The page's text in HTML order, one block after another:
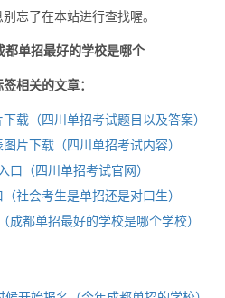
忘了在本站进行查找喔。
单招最好的学校是哪个
相关的文章：
载（四川单招考试题目以及答案）
片下载（四川单招考试内容）
口（四川单招考试官网）
社会考生是单招还是对口生）
都单招最好的学校是哪个学校）